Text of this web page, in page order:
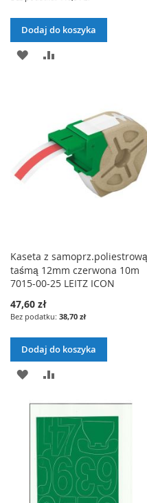
Dodaj do koszyka
DODAJ
ŻYCZEŃ
Kaseta z samoprz.poliestrową
taśmą 12mm czerwona 10m
7015-00-25 LEITZ ICON
47,60 zł
38,70 zł
Dodaj do koszyka
DODAJ
LISTY
ŻYCZEŃ